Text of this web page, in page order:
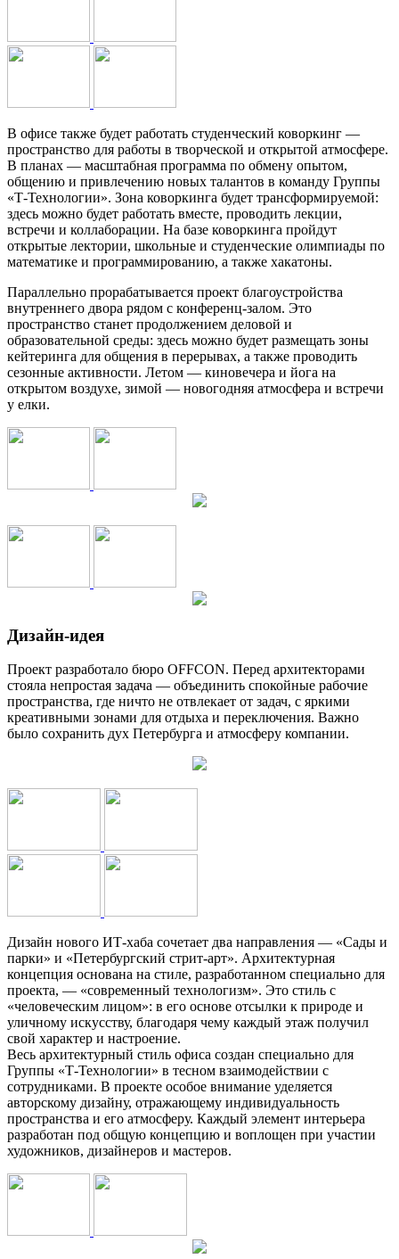
В офисе также будет работать студенческий коворкинг —
пространство для работы в творческой и открытой атмосфере.
В планах — масштабная программа по обмену опытом,
общению и привлечению новых талантов в команду Группы
«Т-Технологии». Зона коворкинга будет трансформируемой:
здесь можно будет работать вместе, проводить лекции,
встречи и коллаборации. На базе коворкинга пройдут
открытые лектории, школьные и студенческие олимпиады по
математике и программированию, а также хакатоны.
Параллельно прорабатывается проект благоустройства
внутреннего двора рядом с конференц-залом. Это
пространство станет продолжением деловой и
образовательной среды: здесь можно будет размещать зоны
кейтеринга для общения в перерывах, а также проводить
сезонные активности. Летом — киновечера и йога на
открытом воздухе, зимой — новогодняя атмосфера и встречи
у елки.
Дизайн-идея
Проект разработало бюро OFFCON. Перед архитекторами
стояла непростая задача — объединить спокойные рабочие
пространства, где ничто не отвлекает от задач, с яркими
креативными зонами для отдыха и переключения. Важно
было сохранить дух Петербурга и атмосферу компании.
Дизайн нового ИТ-хаба сочетает два направления — «Сады и
парки» и «Петербургский стрит-арт». Архитектурная
концепция основана на стиле, разработанном специально для
проекта, — «современный технологизм». Это стиль с
«человеческим лицом»: в его основе отсылки к природе и
уличному искусству, благодаря чему каждый этаж получил
свой характер и настроение.
Весь архитектурный стиль офиса создан специально для
Группы «Т-Технологии» в тесном взаимодействии с
сотрудниками. В проекте особое внимание уделяется
авторскому дизайну, отражающему индивидуальность
пространства и его атмосферу. Каждый элемент интерьера
разработан под общую концепцию и воплощен при участии
художников, дизайнеров и мастеров.